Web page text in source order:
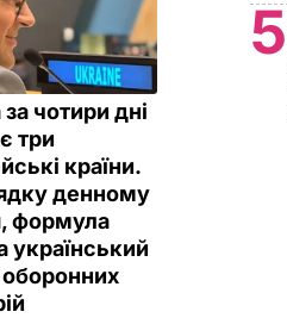
чотири дні
три
країни.
денному
формула
український
5